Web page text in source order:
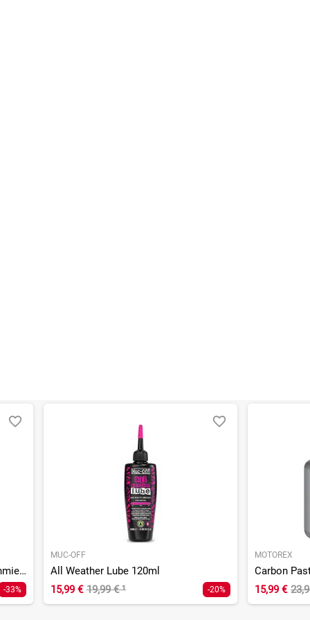
Galactic Grease universal Bio Schmierfett, Dose - 200ml
-33%
MUC-OFF
All Weather Lube 120ml
15,99 € 19,99 €¹ -20%
MOTOREX
Carbon
15,99 €